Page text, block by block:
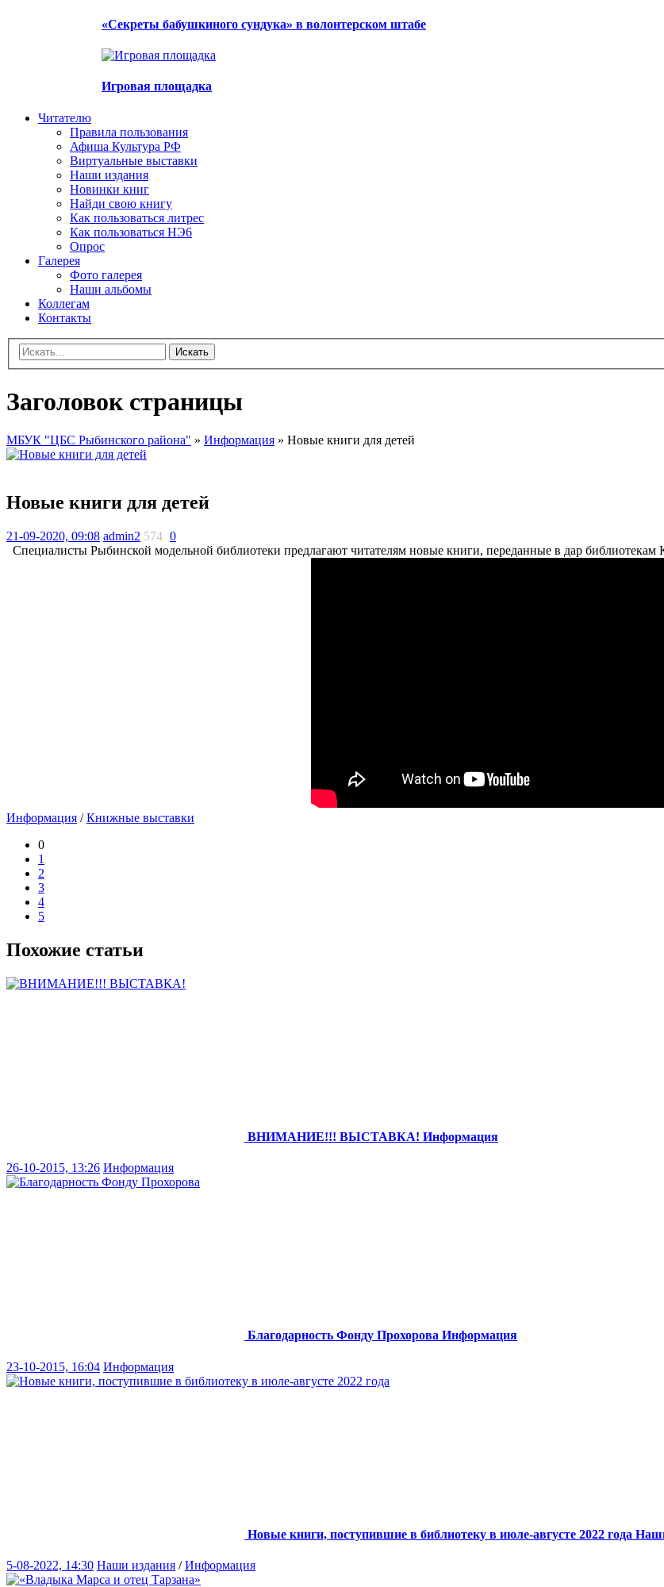
«Секреты бабушкиного сундука» в волонтерском штабе
Игровая площадка
Читателю
Правила пользования
Афиша Культура РФ
Виртуальные выставки
Наши издания
Новинки книг
Найди свою книгу
Как пользоваться литрес
Как пользоваться НЭ6
Опрос
Галерея
Фото галерея
Наши альбомы
Коллегам
Контакты
Искать
Заголовок страницы
МБУК "ЦБС Рыбинского района" » Информация » Новые книги для детей
Новые книги для детей
21-09-2020, 09:08 admin2 574 0
Специалисты Рыбинской модельной библиотеки предлагают читателям новые книги, переданные в дар
Информация /Книжные выставки
0
1
2
3
4
5
Похожие статьи
ВНИМАНИЕ!!! ВЫСТАВКА! Информация
26-10-2015, 13:26 Информация
Благодарность Фонду Прохорова Информация
23-10-2015, 16:04 Информация
Новые книги, поступившие в библиотеку в июле-августе 2022 года
5-08-2022, 14:30 Наши издания /Информация